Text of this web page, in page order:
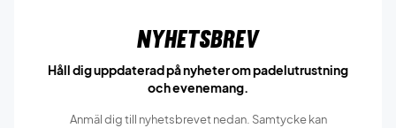
Nyhetsbrev
Håll dig uppdaterad på nyheter om padelutrustning
och evenemang.
Anmäl dig till nyhetsbrevet nedan. Samtycke kan